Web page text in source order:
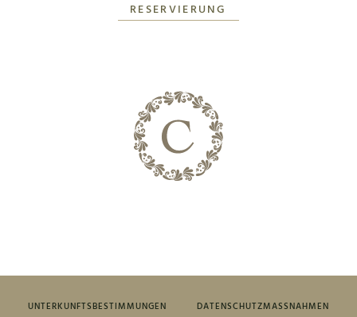
RESERVIERUNG
UNTERKUNFTSBESTIMMUNGEN DATENSCHUTZMASSNAHMEN